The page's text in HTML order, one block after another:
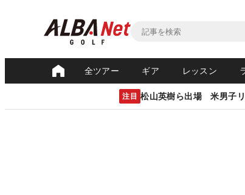
全ツアー ギア レッスン
注目 松山英樹ら出場 米男子